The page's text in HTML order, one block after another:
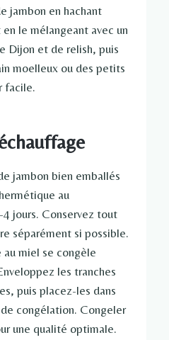
jambon en hachant
le mélangeant avec un
Dijon et de relish, puis
moelleux ou des petits
facile.
jambon bien emballés
au
jours. Conservez tout
séparément si possible.
miel se congèle
les tranches
puis placez-les dans
congélation. Congeler
une qualité optimale.